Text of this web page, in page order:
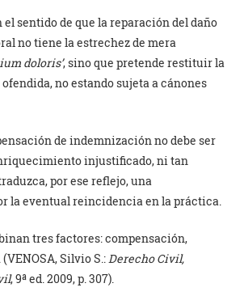
el sentido de que la reparación del daño
no tiene la estrechez de mera
doloris’, sino que pretende restituir la
no estando sujeta a cánones
de indemnización no debe ser
injustificado, ni tan
por ese reflejo, una
la eventual reincidencia en la práctica.
tres factores: compensación,
Silvio S.:Derecho Civil,
, 9ª ed. 2009, p. 307).